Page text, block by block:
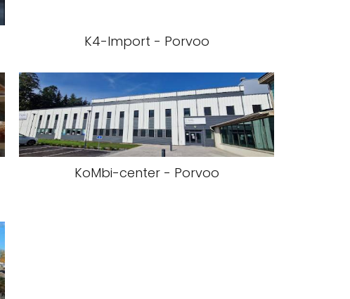
K4-Import - Porvoo
KoMbi-center - Porvoo